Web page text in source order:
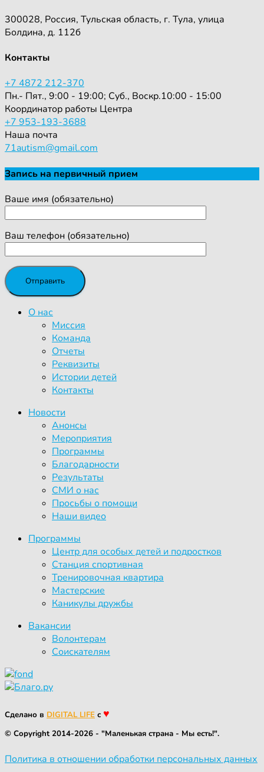
300028, Россия, Тульская область, г. Тула, улица
Болдина, д. 112б
Контакты
+7 4872 212-370
Пн.- Пят., 9:00 - 19:00; Суб., Воскр.10:00 - 15:00
Координатор работы Центра
+7 953-193-3688
Наша почта
71autism@gmail.com
Запись на первичный прием
Ваше имя (обязательно)
Ваш телефон (обязательно)
О нас
Миссия
Команда
Отчеты
Реквизиты
Истории детей
Контакты
Новости
Анонсы
Мероприятия
Программы
Благодарности
Результаты
СМИ о нас
Просьбы о помощи
Наши видео
Программы
Центр для особых детей и подростков
Станция спортивная
Тренировочная квартира
Мастерские
Каникулы дружбы
Вакансии
Волонтерам
Соискателям
Сделано в DIGITAL LIFE с ♥
© Copyright 2014-2026 - "Маленькая страна - Мы есть!".
Политика в отношении обработки персональных данных